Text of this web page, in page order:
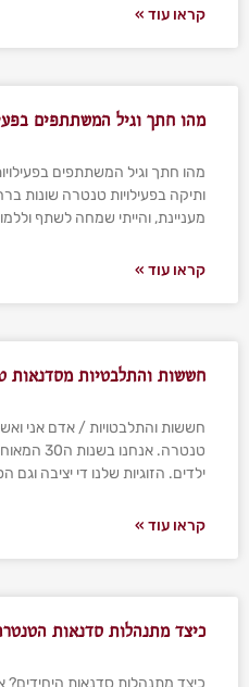
קראו עוד »
מהו חתך וגיל המשתתפים
מהו חתך וגיל המשתתפים
ותיקה בפעילויות טנטרה שונות
מעניינת, והייתי שמחה לשתף
קראו עוד »
חששות והתלבטיות מסדנאות
חששות והתלבטויות / אדם אני
ילדים. הזוגיות שלנו די יציבה וגם
קראו עוד »
כיצד מתנהלות סדנאות